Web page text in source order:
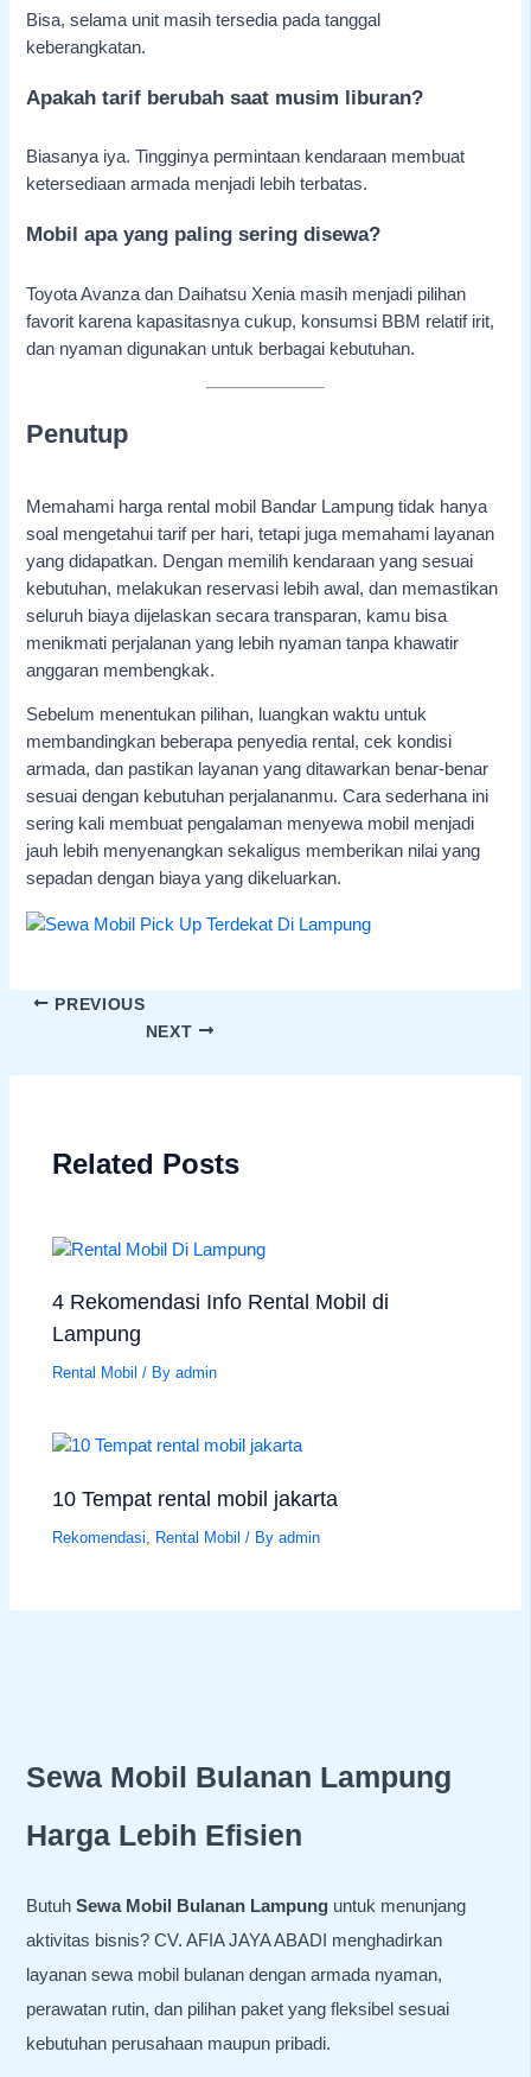
Bisa, selama unit masih tersedia pada tanggal
keberangkatan.
Apakah tarif berubah saat musim liburan?
Biasanya iya. Tingginya permintaan kendaraan membuat
ketersediaan armada menjadi lebih terbatas.
Mobil apa yang paling sering disewa?
Toyota Avanza dan Daihatsu Xenia masih menjadi pilihan
favorit karena kapasitasnya cukup, konsumsi BBM relatif irit,
dan nyaman digunakan untuk berbagai kebutuhan.
Penutup
Memahami harga rental mobil Bandar Lampung tidak hanya
soal mengetahui tarif per hari, tetapi juga memahami layanan
yang didapatkan. Dengan memilih kendaraan yang sesuai
kebutuhan, melakukan reservasi lebih awal, dan memastikan
seluruh biaya dijelaskan secara transparan, kamu bisa
menikmati perjalanan yang lebih nyaman tanpa khawatir
anggaran membengkak.
Sebelum menentukan pilihan, luangkan waktu untuk
membandingkan beberapa penyedia rental, cek kondisi
armada, dan pastikan layanan yang ditawarkan benar-benar
sesuai dengan kebutuhan perjalananmu. Cara sederhana ini
sering kali membuat pengalaman menyewa mobil menjadi
jauh lebih menyenangkan sekaligus memberikan nilai yang
sepadan dengan biaya yang dikeluarkan.
PREVIOUS
NEXT
Related Posts
4 Rekomendasi Info Rental Mobil di
Lampung
Rental Mobil / Byadmin
10 Tempat rental mobil jakarta
Rekomendasi Rental Mobil / Byadmin
Sewa Mobil Bulanan Lampung
Harga Lebih Efisien
ButuhSewa Mobil Bulanan Lampung untuk menunjang
aktivitas bisnis? CV. AFIA JAYA ABADI menghadirkan
layanan sewa mobil bulanan dengan armada nyaman,
perawatan rutin, dan pilihan paket yang fleksibel sesuai
kebutuhan perusahaan maupun pribadi.